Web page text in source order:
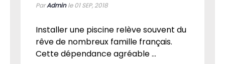
ParAdminle 01SEP, 2018
Installer une piscine relève souvent du
rêve de nombreux famille français.
Cette dépendance agréable ...